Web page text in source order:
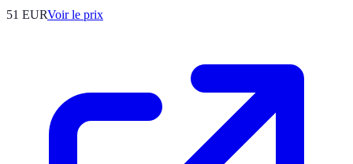
51 EURVoir le prix